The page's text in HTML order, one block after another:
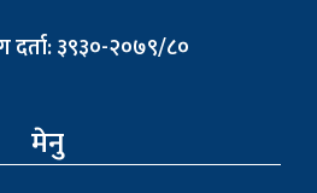
दर्ता: ३९३०-२०७९/८०
मेनु